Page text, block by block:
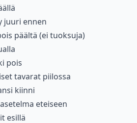
juuri ennen
päältä (ei tuoksuja)
pois
tavarat piilossa
kiinni
eteiseen
esillä